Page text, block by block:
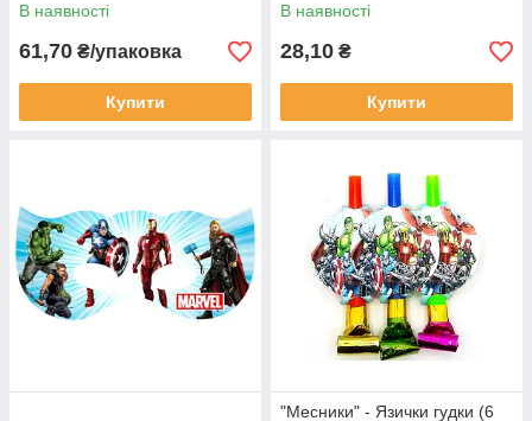
В наявності
61,70 ₴/упаковка
Купити
В наявності
28,10 ₴
Купити
"Месники" - Язички гудки (6